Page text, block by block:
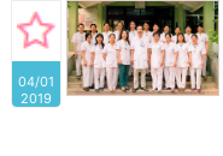
04/01
2019